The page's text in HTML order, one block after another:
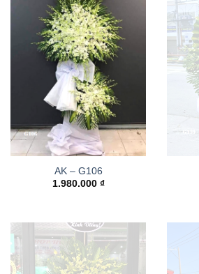
AK – G106
1.980.000 ₫